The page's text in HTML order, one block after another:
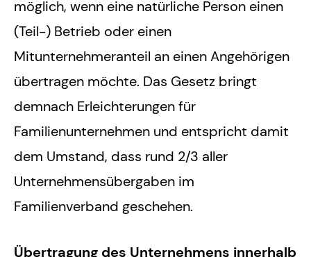
möglich, wenn eine natürliche Person einen
(Teil-) Betrieb oder einen
Mitunternehmeranteil an einen Angehörigen
übertragen möchte. Das Gesetz bringt
demnach Erleichterungen für
Familienunternehmen und entspricht damit
dem Umstand, dass rund 2/3 aller
Unternehmensübergaben im
Familienverband geschehen.
Übertragung des Unternehmens innerhalb